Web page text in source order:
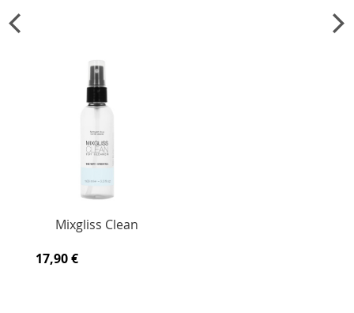
Mixgliss Clean
17,90 €